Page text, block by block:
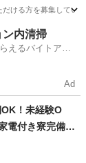
ける方を募集して
ン内清掃
えるバイトアプ
Ad
OK！未経験O
電付き寮完備